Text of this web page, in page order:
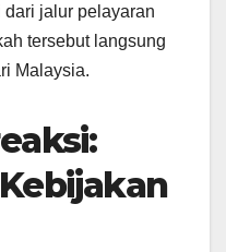
jalur pelayaran
tersebut langsung
Malaysia.